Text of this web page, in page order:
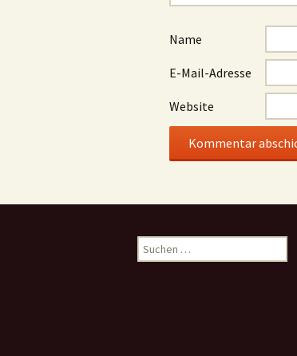
Name
E-Mail-Adresse
Website
Suchen
nach: